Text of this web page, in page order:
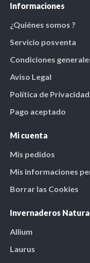
Informaciones
¿Quiénes somos ?
Servicio posventa
Condiciones
Aviso Legal
Política de Privacidad
Pago aceptado
Mi cuenta
Mis pedidos
Mis informaciones
Borrar las Cookies
Invernaderos Natura
Allium
Laurus